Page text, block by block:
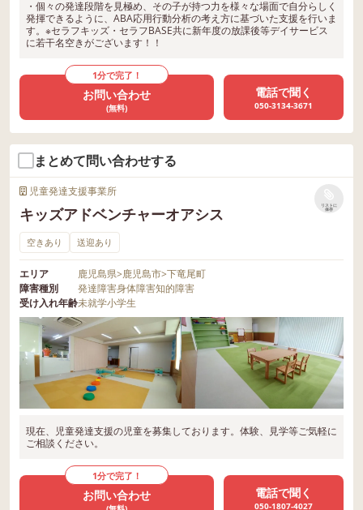
・個々の発達段階を見極め、その子が持つ力を様々な場面で自分らしく
発揮できるように、ABA応用行動分析の考え方に基づいた支援を行いま
す。※セラフキッズ・セラフBASE共に新年度の放課後等デイサービス
に若干名空きがございます！！
1分で完了！
お問い合わせ
(無料)
電話で聞く
050-3134-3671
まとめて問い合わせする
児童発達支援事業所
キッズアドベンチャーオアシス
リストに
保存
空きあり 送迎あり
エリア 鹿児島県>鹿児島市>下竜尾町
障害種別
発達障害身体障害知的障害
受け入れ年齢未就学小学生
現在、児童発達支援の児童を募集しております。体験、見学等ご気軽に
ご相談ください。
1分で完了！
お問い合わせ 電話で聞く
050-1807-4027